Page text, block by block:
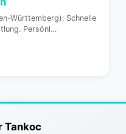
Württemberg): Schnelle
Persönl…
Tankoc